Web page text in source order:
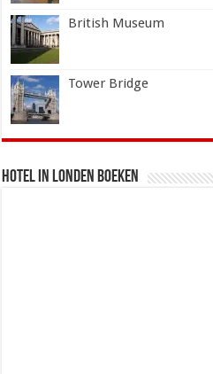
British Museum
Tower Bridge
Hotel in Londen boeken